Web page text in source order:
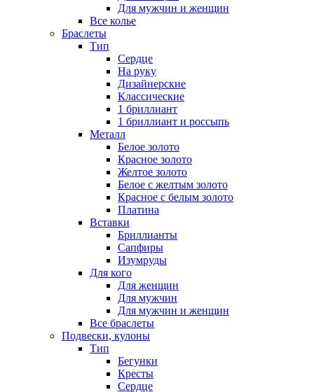
Для мужчин и женщин
Все колье
Браслеты
Тип
Сердце
На руку
Дизайнерские
Классические
1 бриллиант
1 бриллиант и россыпь
Металл
Белое золото
Красное золото
Желтое золото
Белое с желтым золото
Красное с белым золото
Платина
Вставки
Бриллианты
Сапфиры
Изумруды
Для кого
Для женщин
Для мужчин
Для мужчин и женщин
Все браслеты
Подвески, кулоны
Тип
Бегунки
Кресты
Сердце